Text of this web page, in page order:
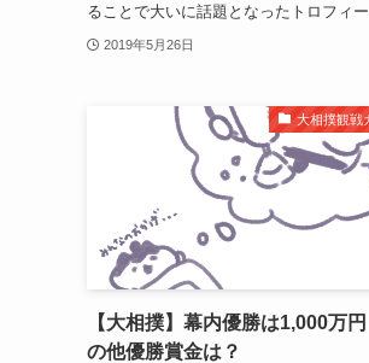
ることで大いに話題となったトロフィー
2019年5月26日
大相撲観戦
【大相撲】幕内優勝は1,000万
の他優勝賞金は？